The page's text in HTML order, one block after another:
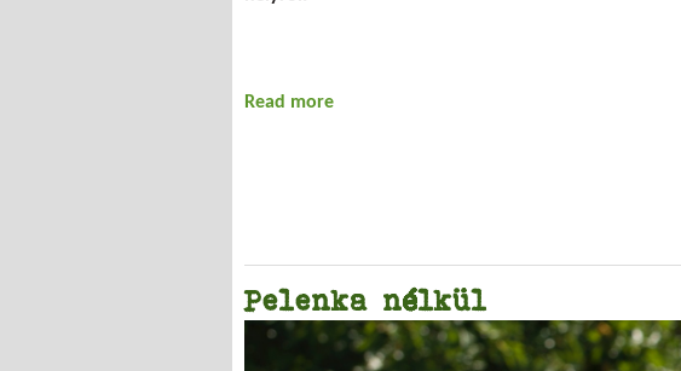
Read more
Pelenka nélkül